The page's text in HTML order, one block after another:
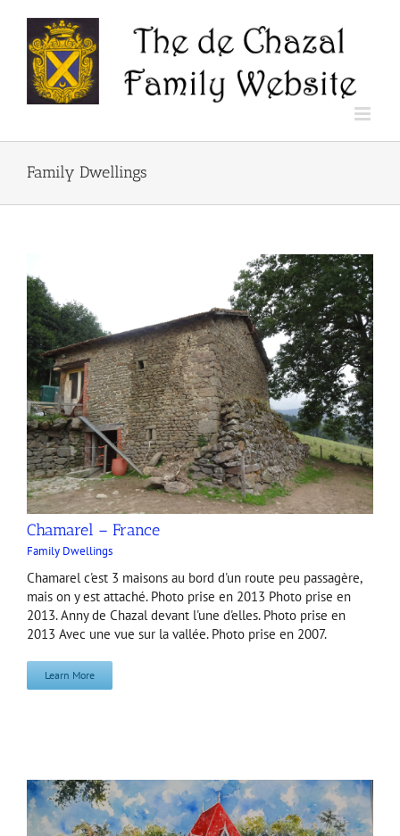
content
Family Dwellings
Chamarel – France
Family Dwellings
Chamarel c'est 3 maisons au bord d'un route peu passagère,
mais on y est attaché. Photo prise en 2013 Photo prise en
2013. Anny de Chazal devant l'une d'elles. Photo prise en
2013 Avec une vue sur la vallée. Photo prise en 2007.
Learn More